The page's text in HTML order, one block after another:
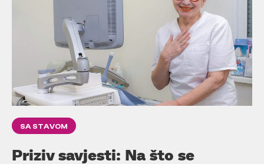
SA STAVOM
Priziv savjesti: Na što se